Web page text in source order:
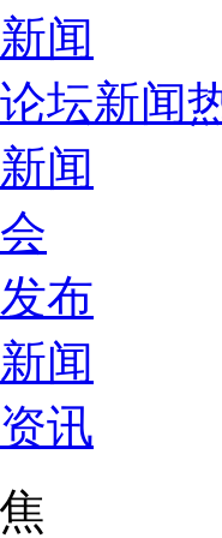
闻
坛新闻
闻
布
闻
讯